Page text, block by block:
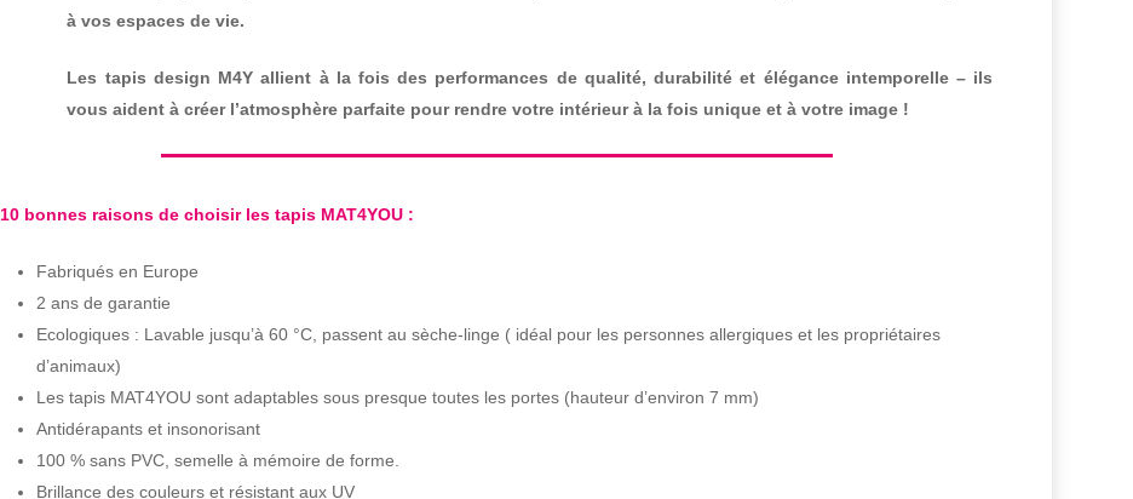
à vos espaces de vie.
Les tapis design M4Y allient à la fois des performances de qualité, durabilité et élégance intemporelle – ils
vous aident à créer l’atmosphère parfaite pour rendre votre intérieur à la fois unique et à votre image !
10 bonnes raisons de choisir les tapis MAT4YOU :
Fabriqués en Europe
2 ans de garantie
Ecologiques : Lavable jusqu’à 60 °C, passent au sèche-linge ( idéal pour les personnes allergiques et les propriétaires
d’animaux)
Les tapis MAT4YOU sont adaptables sous presque toutes les portes (hauteur d’environ 7 mm)
Antidérapants et insonorisant
100 % sans PVC, semelle à mémoire de forme.
Brillance des couleurs et résistant aux UV